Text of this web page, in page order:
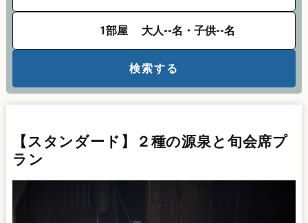
1部屋 大人--名・子供--名
検索する
【スタンダード】２種の源泉と旬会席プ
ラン